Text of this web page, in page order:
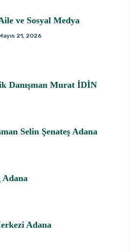
ve Sosyal Medya
21, 2026
Danışman Murat İDİN
Selin Şenateş Adana
Adana
Adana